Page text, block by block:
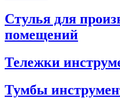
Стулья для
помещений
Тележки
Тумбы